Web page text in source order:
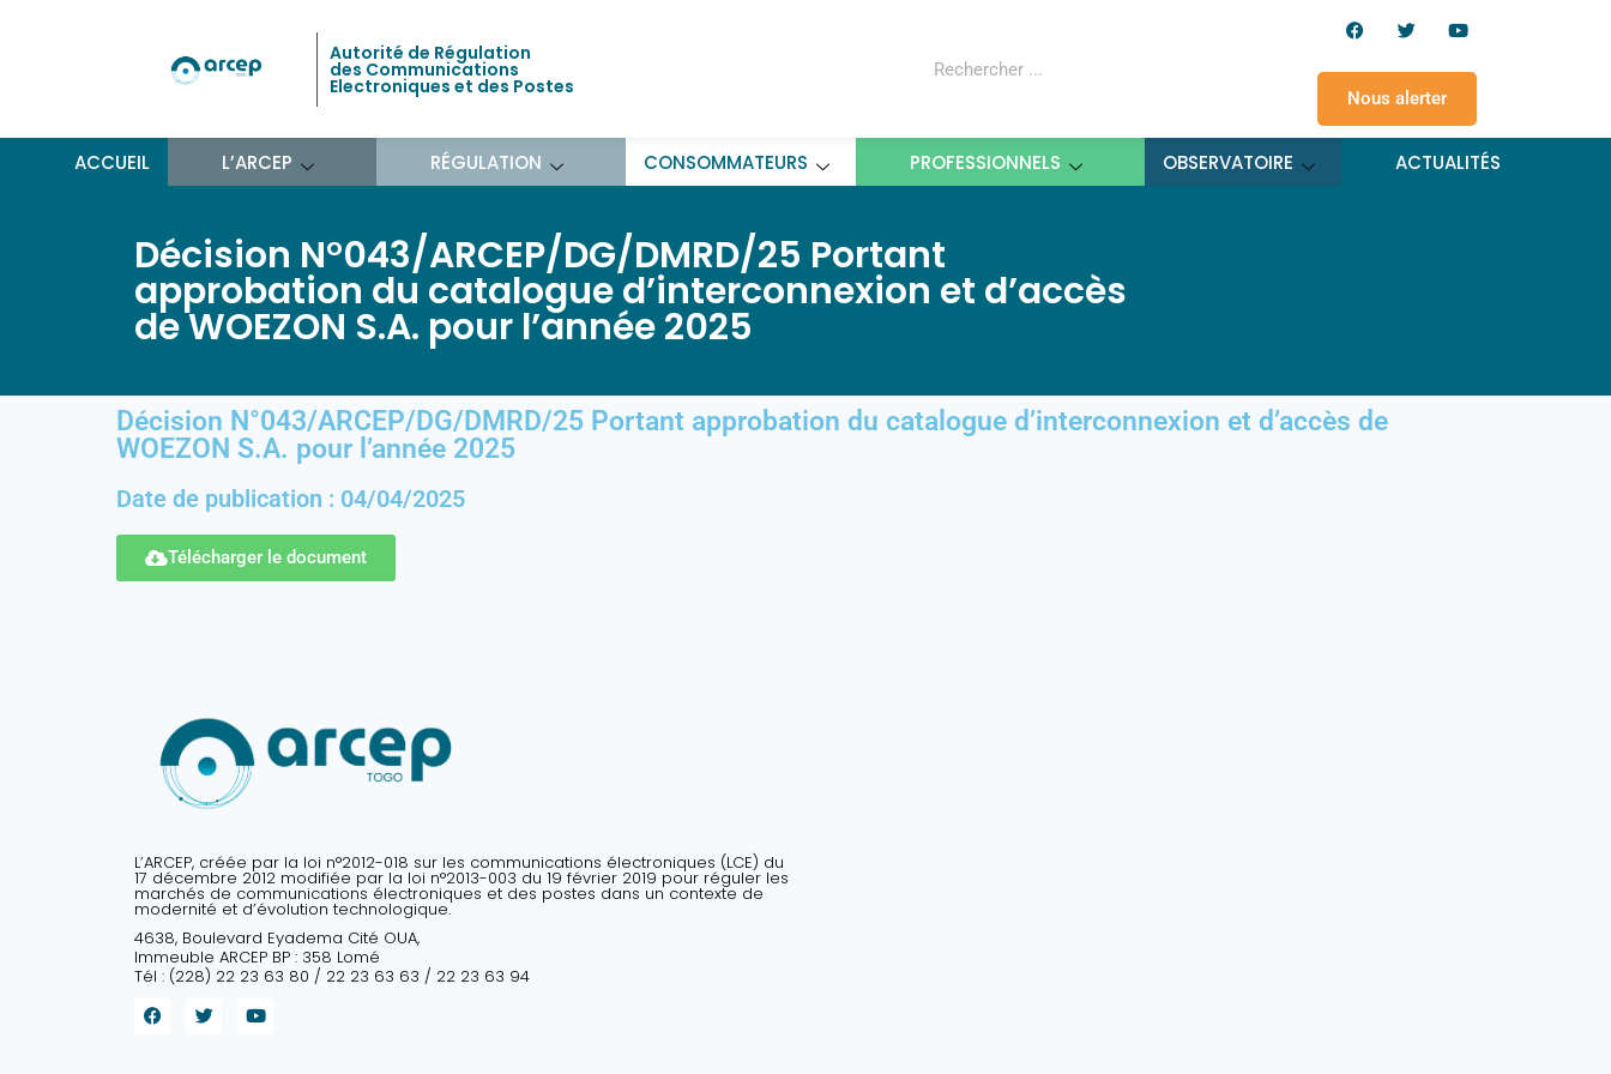
Autorité de Régulation
des Communications
Electroniques et des Postes
Nous alerter
ACCUEIL L’ARCEP RÉGULATION CONSOMMATEURS PROFESSIONNELS OBSERVATOIRE ACTUALITÉS
Décision N°043/ARCEP/DG/DMRD/25 Portant
approbation du catalogue d’interconnexion et d’accès
de WOEZON S.A. pour l’année 2025
Décision N°043/ARCEP/DG/DMRD/25 Portant approbation du catalogue d’interconnexion et d’accès de
WOEZON S.A. pour l’année 2025
Date de publication : 04/04/2025
Télécharger le document
L’ARCEP, créée par la loi n°2012-018 sur les communications électroniques (LCE) du
17 décembre 2012 modifiée par la loi n°2013-003 du 19 février 2019 pour réguler les
marchés de communications électroniques et des postes dans un contexte de
modernité et d’évolution technologique.
4638, Boulevard Eyadema Cité OUA,
Immeuble ARCEP BP : 358 Lomé
Tél : (228) 22 23 63 80 / 22 23 63 63 / 22 23 63 94